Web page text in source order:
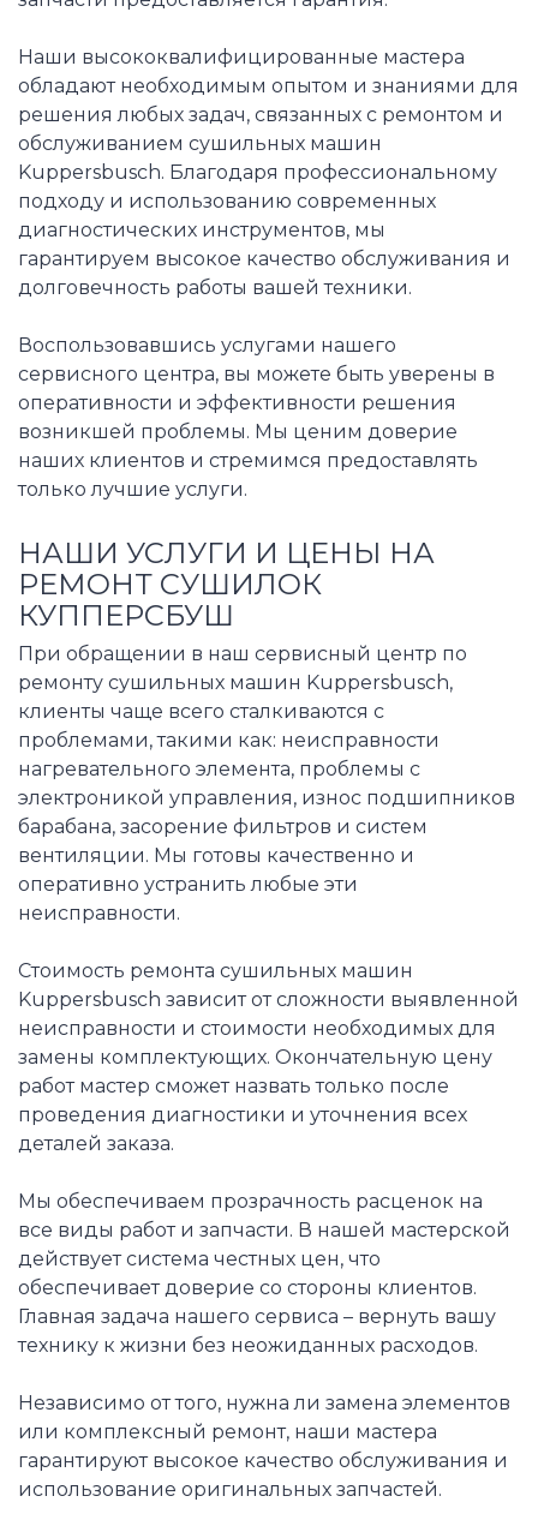
Наши высококвалифицированные мастера
обладают необходимым опытом и знаниями для
решения любых задач, связанных с ремонтом и
обслуживанием сушильных машин
Kuppersbusch. Благодаря профессиональному
подходу и использованию современных
диагностических инструментов, мы
гарантируем высокое качество обслуживания и
долговечность работы вашей техники.
Воспользовавшись услугами нашего
сервисного центра, вы можете быть уверены в
оперативности и эффективности решения
возникшей проблемы. Мы ценим доверие
наших клиентов и стремимся предоставлять
только лучшие услуги.
НАШИ УСЛУГИ И ЦЕНЫ НА
РЕМОНТ СУШИЛОК
КУППЕРСБУШ
При обращении в наш сервисный центр по
ремонту сушильных машин Kuppersbusch,
клиенты чаще всего сталкиваются с
проблемами, такими как: неисправности
нагревательного элемента, проблемы с
электроникой управления, износ подшипников
барабана, засорение фильтров и систем
вентиляции. Мы готовы качественно и
оперативно устранить любые эти
неисправности.
Стоимость ремонта сушильных машин
Kuppersbusch зависит от сложности выявленной
неисправности и стоимости необходимых для
замены комплектующих. Окончательную цену
работ мастер сможет назвать только после
проведения диагностики и уточнения всех
деталей заказа.
Мы обеспечиваем прозрачность расценок на
все виды работ и запчасти. В нашей мастерской
действует система честных цен, что
обеспечивает доверие со стороны клиентов.
Главная задача нашего сервиса – вернуть вашу
технику к жизни без неожиданных расходов.
Независимо от того, нужна ли замена элементов
или комплексный ремонт, наши мастера
гарантируют высокое качество обслуживания и
использование оригинальных запчастей.